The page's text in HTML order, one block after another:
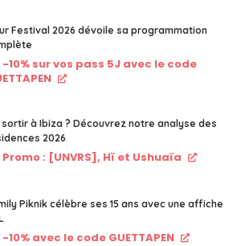
Festival 2026 dévoile sa programmation
-10% sur vos pass 5J avec le code
sortir à Ibiza ? Découvrez notre analyse des
2026
Promo : [UNVRS], Hï et Ushuaïa
Piknik célèbre ses 15 ans avec une affiche
-10% avec le code GUETTAPEN